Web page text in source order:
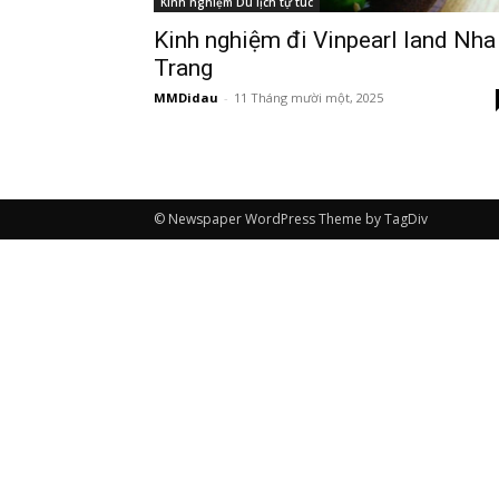
Kinh nghiệm đi Vinpearl land Nha
Trang
MMDidau - 11 Tháng mười một, 2025
© Newspaper WordPress Theme by TagDiv